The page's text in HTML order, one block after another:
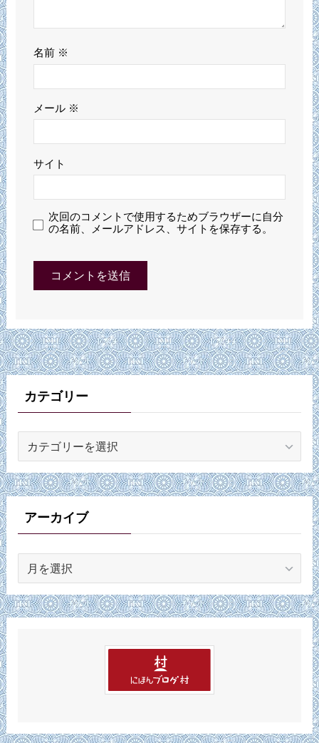
名前 ※
メール ※
サイト
次回のコメントで使用するためブラウザーに自分
の名前、メールアドレス、サイトを保存する。
カテゴリー
ゴ
リ
ーアーカイブ
カ
イ